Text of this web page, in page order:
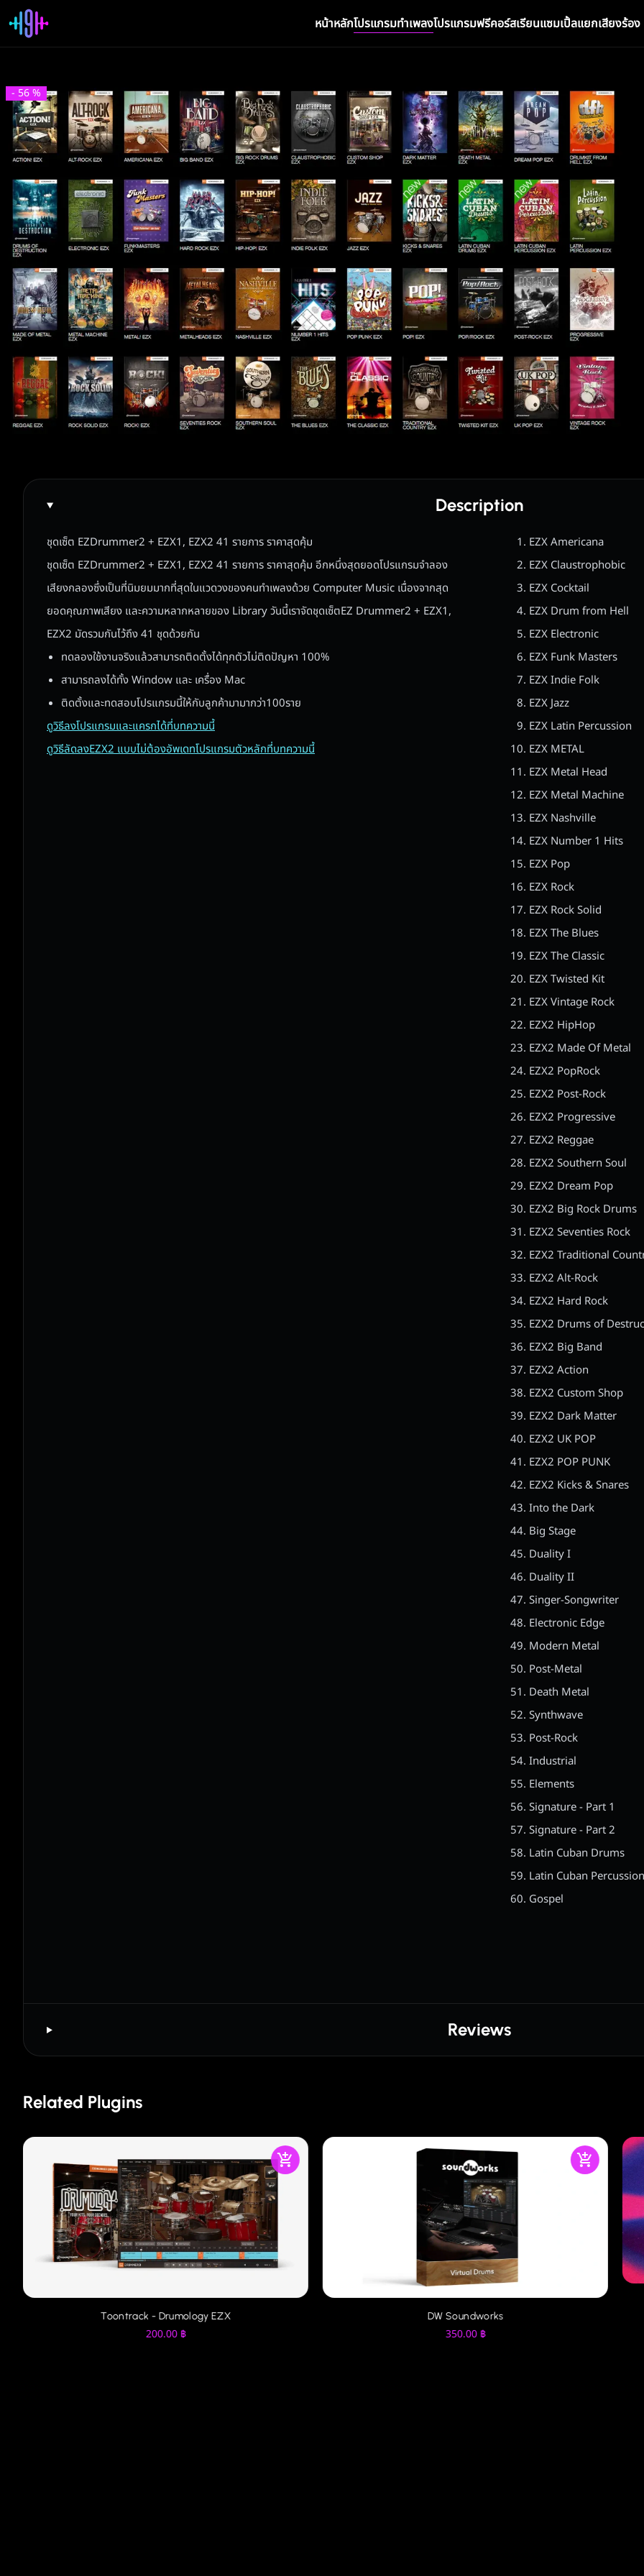
หน้าหลักโปรแกรมทำเพลงโปรแกรมฟรีคอร์สเรียนแซมเปิ้ลแยกเสียงร้อง
- 56%
Description
ชุดเซ็ต EZDrummer2 + EZX1, EZX2 41 รายการ ราคาสุดคุ้ม
ชุดเซ็ต EZDrummer2 + EZX1, EZX2 41 รายการ ราคาสุดคุ้ม อีกหนึ่งสุดยอดโปรแกรมจำลอง
เสียงกลองซึ่งเป็นที่นิมยมมากที่สุดในแวดวงของคนทำเพลงด้วย Computer Music เนื่องจากสุด
ยอดคุณภาพเสียง และความหลากหลายของ Library วันนี้เราจัดชุดเซ็ตEZ Drummer2 + EZX1,
EZX2 มัดรวมกันไว้ถึง 41 ชุดด้วยกัน
ทดลองใช้งานจริงแล้วสามารถติดตั้งได้ทุกตัวไม่ติดปัญหา 100%
สามารถลงได้ทั้ง Window และ เครื่อง Mac
ติดตั้งและทดสอบโปรแกรมนี้ให้กับลูกค้ามามากว่า100ราย
ดูวิธีลงโปรแกรมและแครกได้ที่บทความนี้
ดูวิธีลัดลงEZX2 แบบไม่ต้องอัพเดทโปรแกรมตัวหลักที่บทความนี้
EZX Americana
EZX Claustrophobic
EZX Cocktail
EZX Drum from Hell
EZX Electronic
EZX Funk Masters
EZX Indie Folk
EZX Jazz
EZX Latin Percussion
EZX METAL
EZX Metal Head
EZX Metal Machine
EZX Nashville
EZX Number 1 Hits
EZX Pop
EZX Rock
EZX Rock Solid
EZX The Blues
EZX The Classic
EZX Twisted Kit
EZX Vintage Rock
EZX2 HipHop
EZX2 Made Of Metal
EZX2 PopRock
EZX2 Post-Rock
EZX2 Progressive
EZX2 Reggae
EZX2 Southern Soul
EZX2 Dream Pop
EZX2 Big Rock Drums
EZX2 Seventies Rock
EZX2 Traditional
EZX2 Alt-Rock
EZX2 Hard Rock
EZX2 Drums of
EZX2 Big Band
EZX2 Action
EZX2 Custom Shop
EZX2 Dark Matter
EZX2 UK POP
EZX2 POP PUNK
EZX2 Kicks & Snares
Into the Dark
Big Stage
Duality I
Duality II
Singer-Songwriter
Electronic Edge
Modern Metal
Post-Metal
Death Metal
Synthwave
Post-Rock
Industrial
Elements
Signature - Part 1
Signature - Part 2
Latin Cuban Drums
Latin Cuban Percussion
Gospel
Reviews
Related Plugins
Toontrack - Drumology EZX
200.00 ฿
DW Soundworks
350.00 ฿